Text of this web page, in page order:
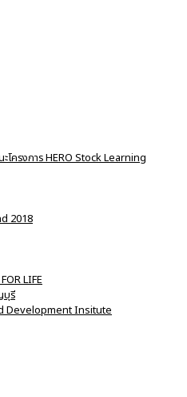
ครงการ HERO Stock Learning
2018
LIFE
บุรี
Development Insitute